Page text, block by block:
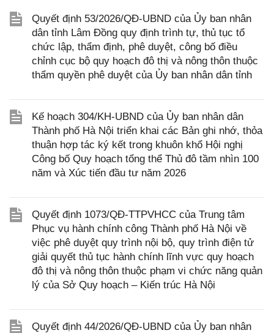
Quyết định 53/2026/QĐ-UBND của Ủy ban nhân
dân tỉnh Lâm Đồng quy định trình tự, thủ tục tổ
chức lập, thẩm định, phê duyệt, công bố điều
chỉnh cục bộ quy hoạch đô thị và nông thôn thuộc
thẩm quyền phê duyệt của Ủy ban nhân dân tỉnh
Kế hoạch 304/KH-UBND của Ủy ban nhân dân
Thành phố Hà Nội triển khai các Bản ghi nhớ, thỏa
thuận hợp tác ký kết trong khuôn khổ Hội nghị
Công bố Quy hoạch tổng thể Thủ đô tầm nhìn 100
năm và Xúc tiến đầu tư năm 2026
Quyết định 1073/QĐ-TTPVHCC của Trung tâm
Phục vụ hành chính công Thành phố Hà Nội về
việc phê duyệt quy trình nội bộ, quy trình điện tử
giải quyết thủ tục hành chính lĩnh vực quy hoạch
đô thị và nông thôn thuộc phạm vi chức năng quản
lý của Sở Quy hoạch – Kiến trúc Hà Nội
Quyết định 44/2026/QĐ-UBND của Ủy ban nhân